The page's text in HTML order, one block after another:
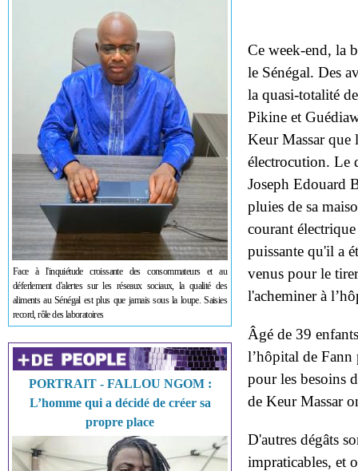
Face à l'inquiétude croissante des consommateurs et au
déferlement d'alertes sur les réseaux sociaux, la qualité des
aliments au Sénégal est plus que jamais sous la loupe. Saisies
record, rôle des laboratoires
PORTRAIT - FALLOU NGOM :
L’homme qui a décidé de créer sa
propre place
Ce week-end, la
le Sénégal. Des
la quasi-totalité
Pikine et
Keur Massar que
électrocution. Le
Joseph Edouard
pluies de sa
courant
puissante qu'il a
venus pour le
l'acheminer à
Âgé de 39
l’hôpital de Fann
pour les besoins
de Keur Massar
D'autres dégâts
impraticables, et